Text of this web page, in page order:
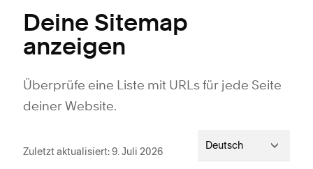
Deine Sitemap
anzeigen
Überprüfe eine Liste mit URLs für jede Seite
deiner Website.
Zuletzt aktualisiert: 9. Juli 2026 Deutsch